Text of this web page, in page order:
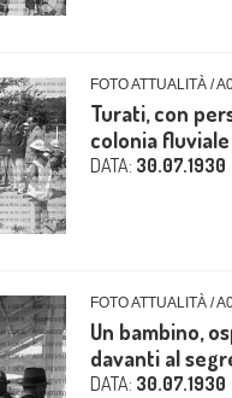
FOTO ATTUALITÀ /
Turati, con
colonia
DATA: 30.07.1930
FOTO ATTUALITÀ /
Un bambino,
davanti al
DATA: 30.07.1930